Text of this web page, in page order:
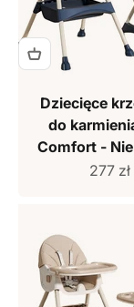
Dziecięce
do
Comfort -
Cena
277 zł